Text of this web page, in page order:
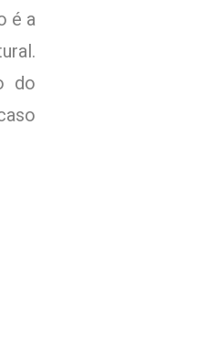
é a
do